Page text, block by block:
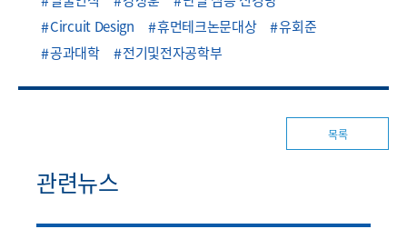
Circuit Design
휴먼테크논문대상
유회준
공과대학
전기및전자공학부
목록
관련뉴스